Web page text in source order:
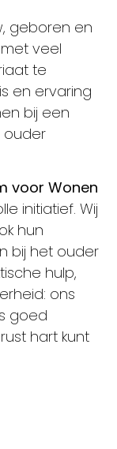
geboren en
veel
te
en ervaring
bij een
ouder
voor Wonen
initiatief. Wij
hun
bij het ouder
hulp,
ons
goed
hart kunt